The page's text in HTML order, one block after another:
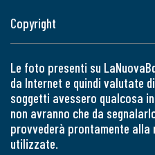
Copyright
Le foto presenti su
da Internet e quindi valutate
soggetti avessero qualcosa
non avranno che da
provvederà prontamente alla
utilizzate.